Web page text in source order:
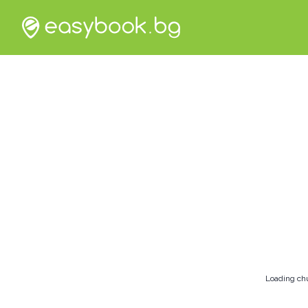
Loading